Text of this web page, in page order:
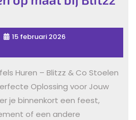
15 februari 2026
Huren – Blitzz & Co Stoelen
Oplossing voor Jouw
je binnenkort een feest,
of een andere